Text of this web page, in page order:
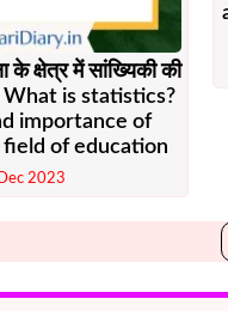
के क्षेत्र में सांख्यिकी की
| What is statistics?
importance of
of education
2023